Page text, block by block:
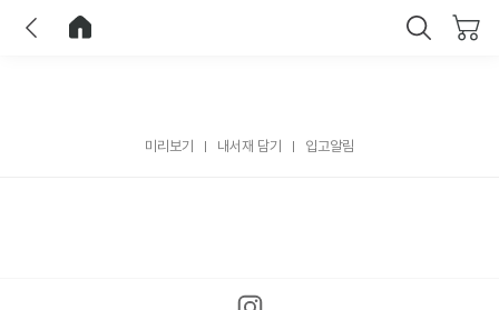
미리보기 내서재 담기 입고알림